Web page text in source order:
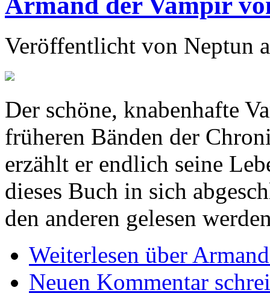
Veröffentlicht von Neptun
Der schöne, knabenhafte
früheren Bänden der
erzählt er endlich seine
dieses Buch in sich
den anderen gelesen
Weiterlesen über
Neuen Kommentar